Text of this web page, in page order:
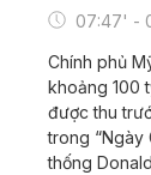
07:47' -
Chính phủ
khoảng 100
được thu
trong “Ngày
thống